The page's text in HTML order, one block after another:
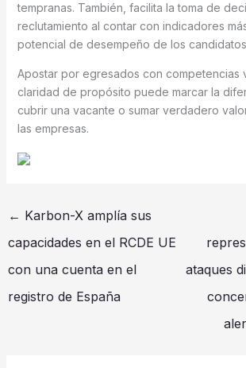
tempranas. También, facilita la toma de
reclutamiento al contar con indicadores
potencial de desempeño de los
Apostar por egresados con competencias
claridad de propósito puede marcar la
cubrir una vacante o sumar verdadero
las empresas.
← Karbon-X amplía sus
capacidades en el RCDE UE
con una cuenta en el
registro de España
ataques